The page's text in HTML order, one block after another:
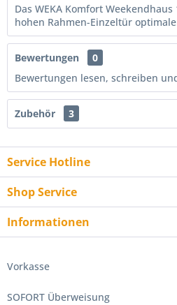
Das WEKA Komfort
hohen Rahmen-Einzeltür
Bewertungen
0
Bewertungen lesen, schreiben
Zubehör 3
Service Hotline
Shop Service
Informationen
Vorkasse
SOFORT Überweisung